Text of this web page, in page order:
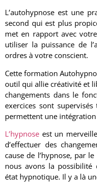
L’autohypnose est une
second qui est plus
met en rapport avec
utiliser la puissance de
ordres à votre conscient.
Cette formation
outil qui allie créativité et
changements dans le
exercices sont
permettent une
L’hypnose est un
d’effectuer des
cause de l’hypnose, par
nous avons la possibilité
état hypnotique. Il y a là